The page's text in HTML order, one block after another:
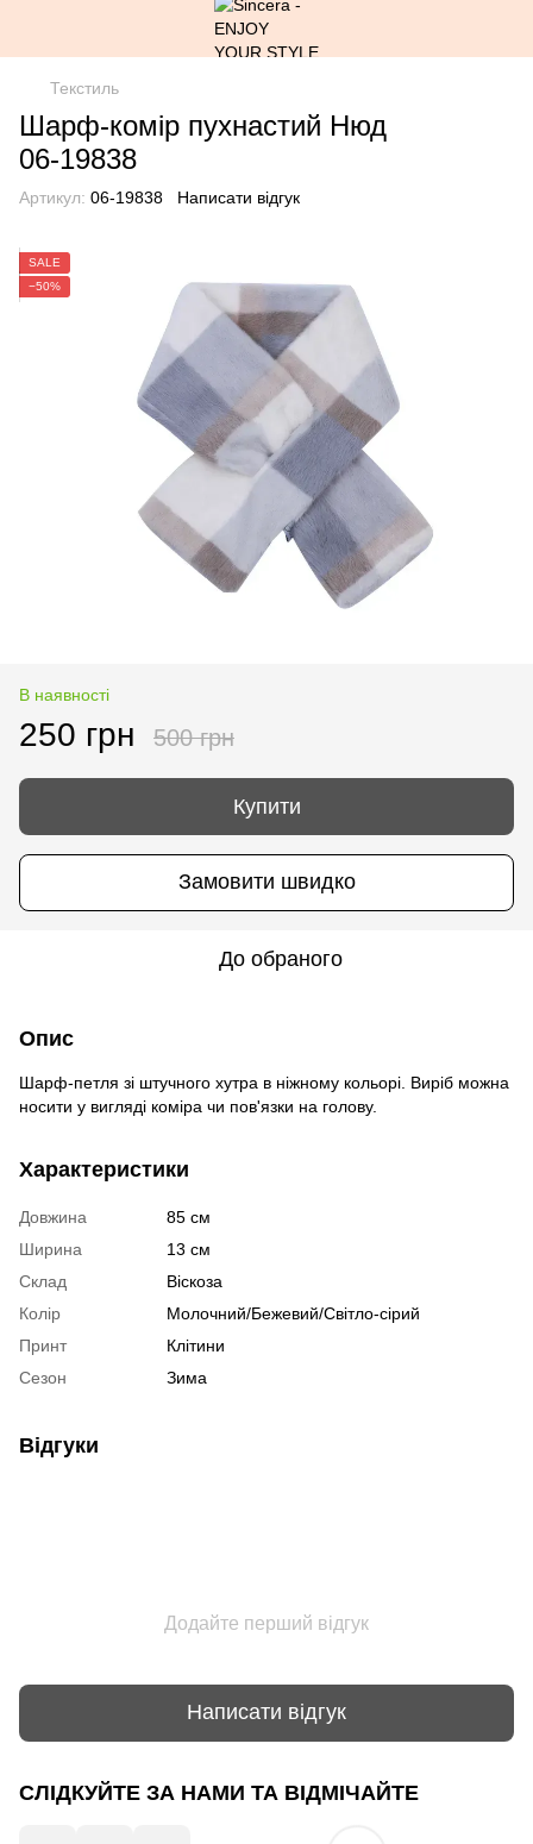
Текстиль
Шарф-комір пухнастий Нюд
06-19838
Артикул: 06-19838 Написати відгук
SALE
−50%
В наявності
250 грн 500 грн
Купити
Замовити швидко
До обраного
Опис
Шарф-петля зі штучного хутра в ніжному кольорі. Виріб можна
носити у вигляді коміра чи пов'язки на голову.
Характеристики
Довжина
85 см
Ширина
13 см
Склад
Віскоза
Колір
Молочний/Бежевий/Світло-сірий
Принт
Клітини
Сезон
Зима
Відгуки
Додайте перший відгук
Написати відгук
СЛІДКУЙТЕ ЗА НАМИ ТА ВІДМІЧАЙТЕ